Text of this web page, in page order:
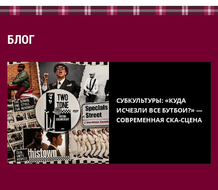
БЛОГ
СУБКУЛЬТУРЫ: «КУДА
ИСЧЕЗЛИ ВСЕ БУТБОИ?» —
СОВРЕМЕННАЯ СКА-СЦЕНА